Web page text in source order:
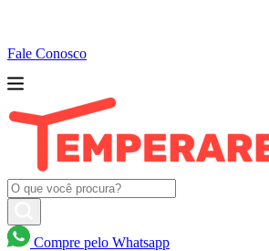
Fale Conosco
Compre pelo Whatsapp